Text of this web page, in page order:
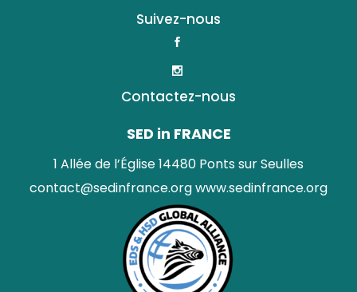
Suivez-nous
Contactez-nous
SED in FRANCE
1 Allée de l’Église 14480 Ponts sur Seulles
contact@sedinfrance.orgwww.sedinfrance.org